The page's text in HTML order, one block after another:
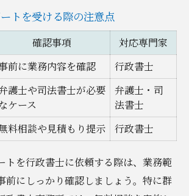
トを受ける際の注意点
確認事項
対応専門家
前に業務内容を確認
行政書士
護士や司法書士が必要
ケース
弁護士・司
法書士
料相談や見積もり提示 行政書士
トを行政書士に依頼する際は、業務範
前にしっかり確認しましょう。特に群